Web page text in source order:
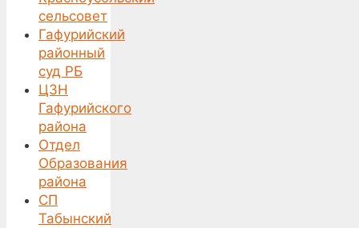
сельсовет
Гафурийский
районный
суд РБ
ЦЗН
Гафурийского
района
Отдел
Образования
района
СП
Табынский